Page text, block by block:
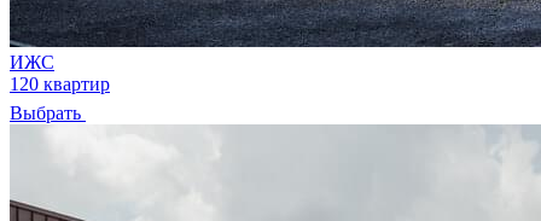
ИЖС
120 квартир
Выбрать